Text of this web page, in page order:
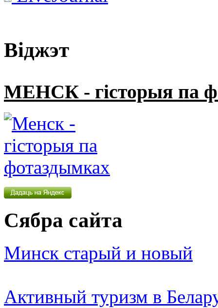
Віджэт
МЕНСК - гісторыя па
Сябра сайта
Минск старый и новый
Активный туризм в